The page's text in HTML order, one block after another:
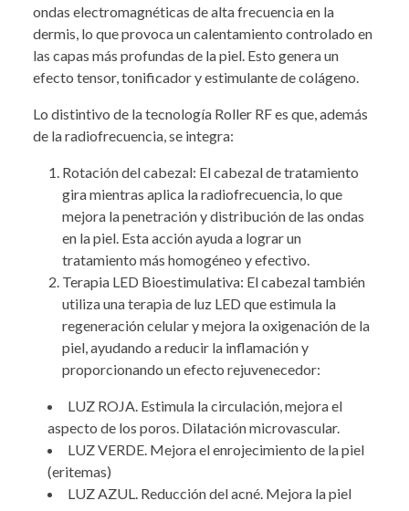
ondas electromagnéticas de alta frecuencia en la
dermis, lo que provoca un calentamiento controlado en
las capas más profundas de la piel. Esto genera un
efecto tensor, tonificador y estimulante de colágeno.
Lo distintivo de la tecnología Roller RF es que, además
de la radiofrecuencia, se integra:
Rotación del cabezal: El cabezal de tratamiento
gira mientras aplica la radiofrecuencia, lo que
mejora la penetración y distribución de las ondas
en la piel. Esta acción ayuda a lograr un
tratamiento más homogéneo y efectivo.
Terapia LED Bioestimulativa: El cabezal también
utiliza una terapia de luz LED que estimula la
regeneración celular y mejora la oxigenación de la
piel, ayudando a reducir la inflamación y
proporcionando un efecto rejuvenecedor:
LUZ ROJA. Estimula la circulación, mejora el
aspecto de los poros. Dilatación microvascular.
LUZ VERDE. Mejora el enrojecimiento de la piel
(eritemas)
LUZ AZUL. Reducción del acné. Mejora la piel